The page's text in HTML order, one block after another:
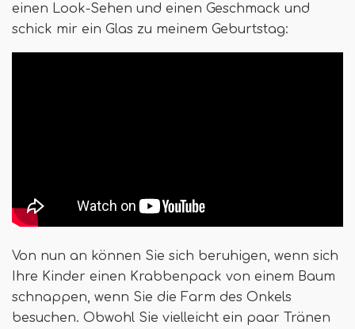
einen Look-Sehen und einen Geschmack und
schick mir ein Glas zu meinem Geburtstag:
Von nun an können Sie sich beruhigen, wenn sich
Ihre Kinder einen Krabbenpack von einem Baum
schnappen, wenn Sie die Farm des Onkels
besuchen. Obwohl Sie vielleicht ein paar Tränen